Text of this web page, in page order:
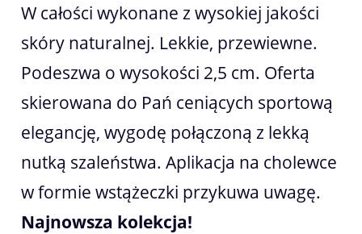
W całości wykonane z wysokiej jakości
skóry naturalnej. Lekkie, przewiewne.
Podeszwa o wysokości 2,5 cm. Oferta
skierowana do Pań ceniących sportową
elegancję, wygodę połączoną z lekką
nutką szaleństwa. Aplikacja na cholewce
w formie wstążeczki przykuwa uwagę.
Najnowsza kolekcja!